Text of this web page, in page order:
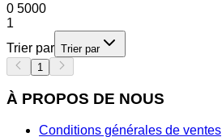
0 5000
1
Trier par Trier par
1
À PROPOS DE NOUS
Conditions générales de ventes